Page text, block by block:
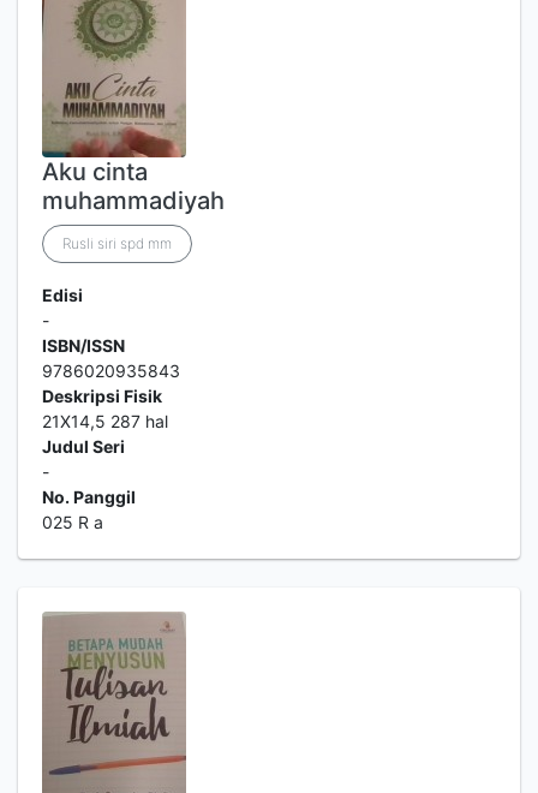
Aku cinta
muhammadiyah
Rusli siri spd mm
Edisi
-
ISBN/ISSN
9786020935843
Deskripsi Fisik
21X14,5 287 hal
Judul Seri
-
No. Panggil
025 R a